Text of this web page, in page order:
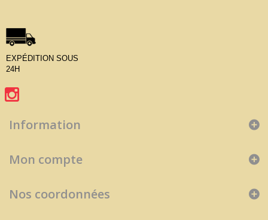
EXPÉDITION SOUS
24H
Information
Mon compte
Nos coordonnées